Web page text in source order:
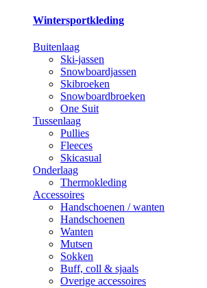
Wintersportkleding
Buitenlaag
Ski-jassen
Snowboardjassen
Skibroeken
Snowboardbroeken
One Suit
Tussenlaag
Pullies
Fleeces
Skicasual
Onderlaag
Thermokleding
Accessoires
Handschoenen / wanten
Handschoenen
Wanten
Mutsen
Sokken
Buff, coll & sjaals
Overige accessoires